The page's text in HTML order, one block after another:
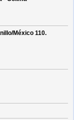
México 110.